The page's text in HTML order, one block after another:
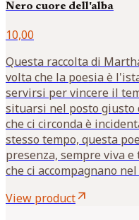
Nero cuore dell'alba
10,00
Questa raccolta di
volta che la poesia è
servirsi per vincere il
situarsi nel posto
che ci circonda è
stesso tempo, questa
presenza, sempre viva
che ci accompagnano
View productarrow_outward